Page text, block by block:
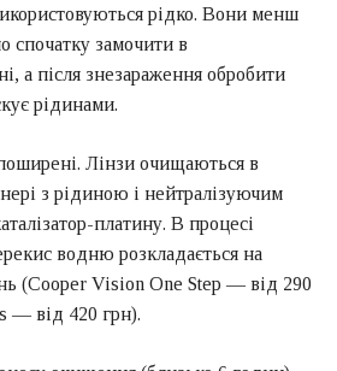
рідко. Вони менш
спочатку замочити в
а після знезараження обробити
рідинами.
Лінзи очищаються в
з рідиною і нейтралізуючим
платину. В процесі
водню розкладається на
(Cooper Vision One Step — від 290
— від 420 грн).